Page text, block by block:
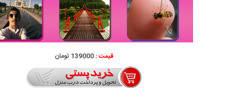
قیمت :139000 تومان